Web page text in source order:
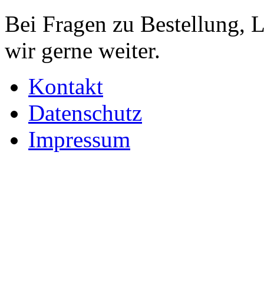
Bei Fragen zu Bestellung,
wir gerne weiter.
Kontakt
Datenschutz
Impressum